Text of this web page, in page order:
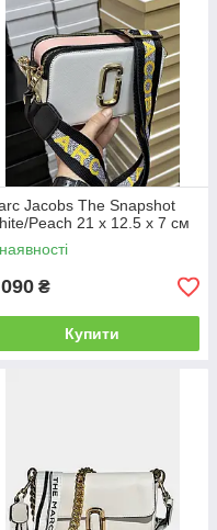
Jacobs The Snapshot
Peach 21 х 12.5 х 7 см
₴
Купити